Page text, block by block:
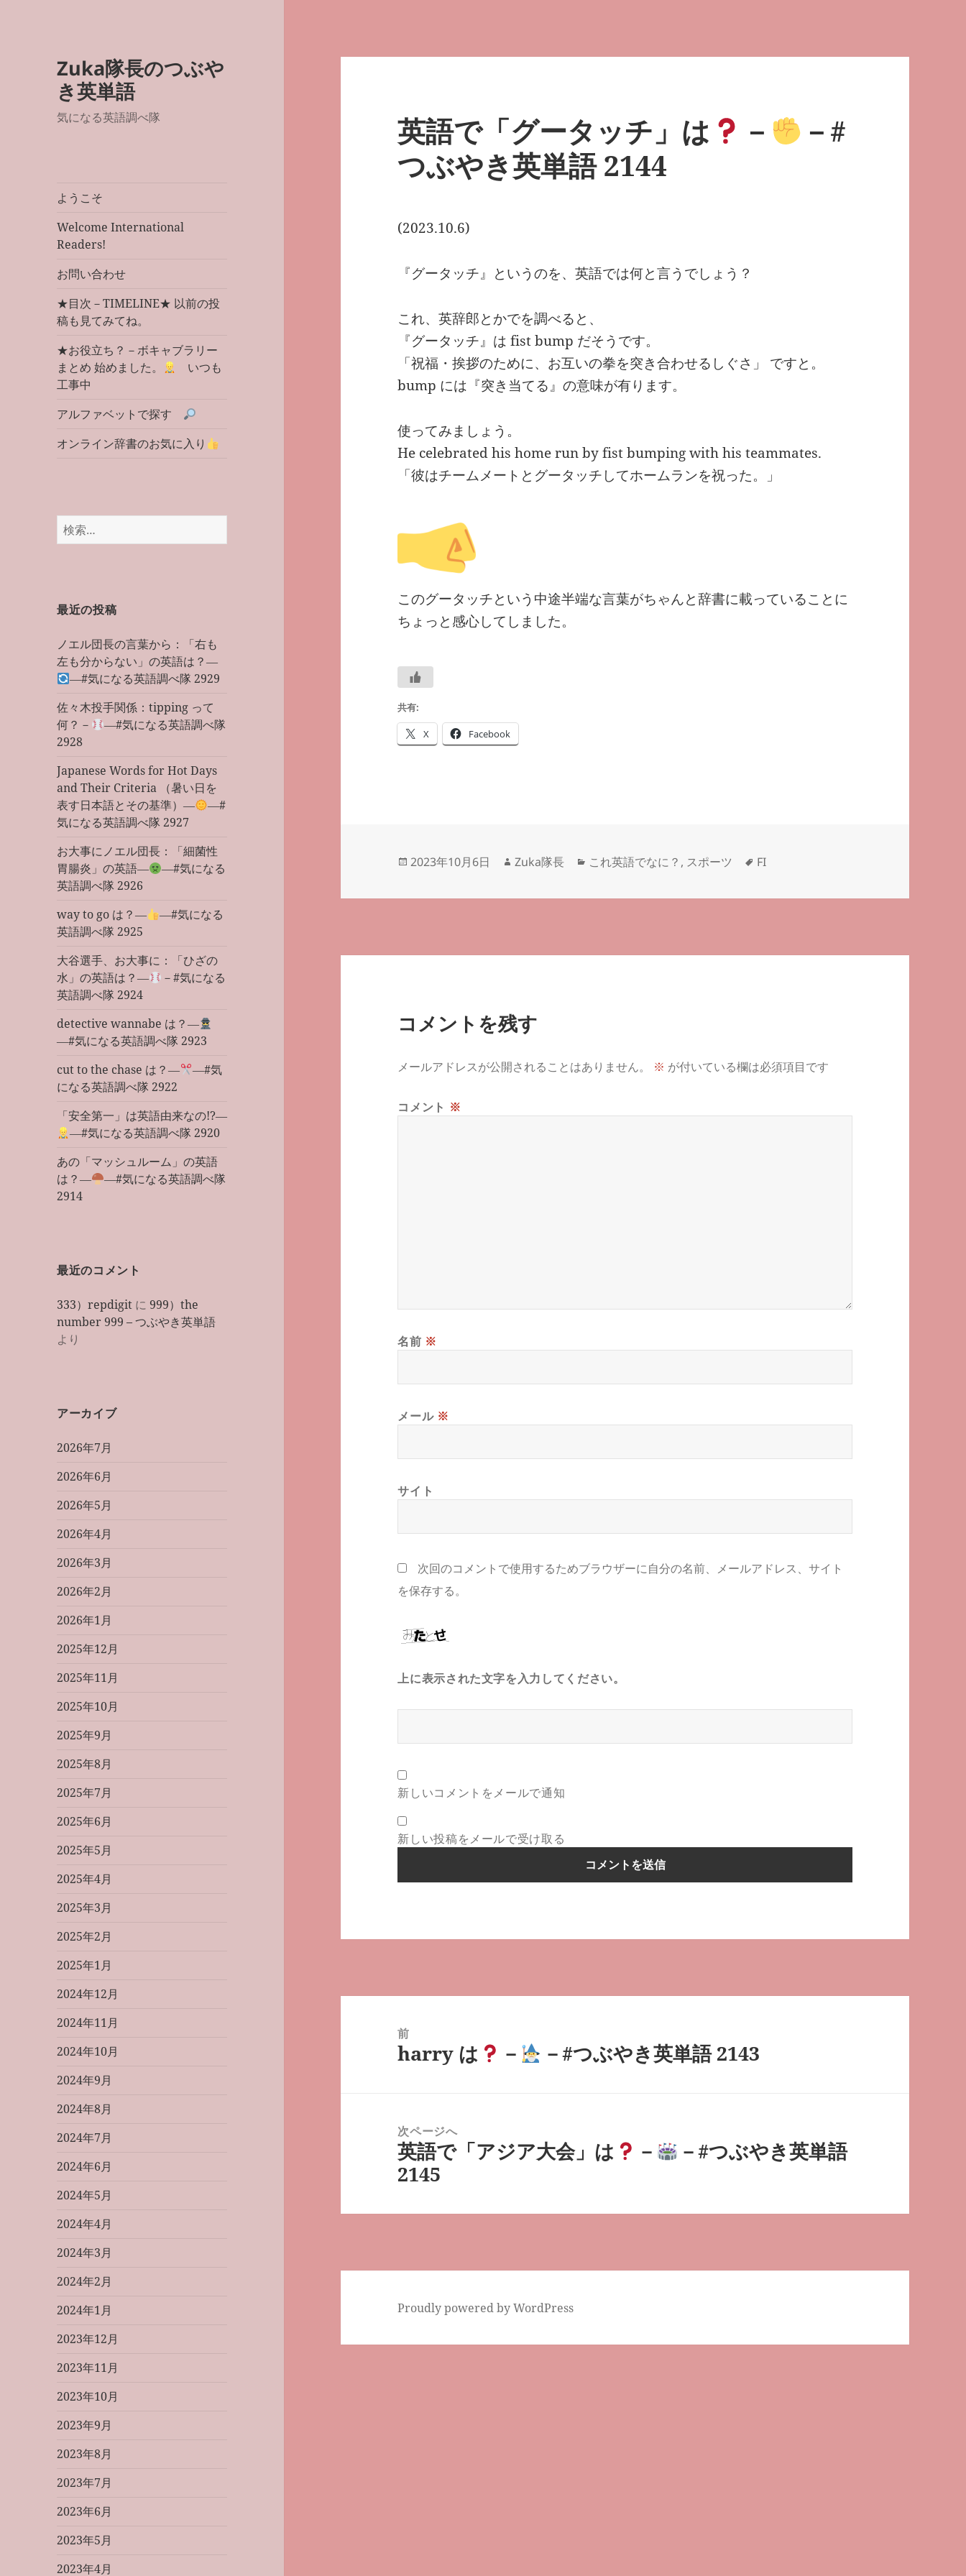
Zuka隊長のつぶや
き英単語
気になる英語調べ隊
ようこそ
Welcome International
Readers!
お問い合わせ
★目次－TIMELINE★ 以前の投
稿も見てみてね。
★お役立ち？－ボキャブラリー
まとめ 始めました。
いつも
工事中
アルファベットで探す
オンライン辞書のお気に入り
検
索:
最近の投稿
ノエル団長の言葉から：「右も
左も分からない」の英語は？―
―#気になる英語調べ隊 2929
佐々木投手関係：tipping って
何？－
―#気になる英語調べ隊
2928
Japanese Words for Hot Days
and Their Criteria （暑い日を
表す日本語とその基準）―
―#
気になる英語調べ隊 2927
お大事にノエル団長：「細菌性
胃腸炎」の英語―
―#気になる
英語調べ隊 2926
way to go は？―
―#気になる
英語調べ隊 2925
大谷選手、お大事に：「ひざの
水」の英語は？―
－#気になる
英語調べ隊 2924
detective wannabe は？―
―#気になる英語調べ隊 2923
cut to the chase は？―
―#気
になる英語調べ隊 2922
「安全第一」は英語由来なの!?―
―#気になる英語調べ隊 2920
あの「マッシュルーム」の英語
は？―
―#気になる英語調べ隊
2914
最近のコメント
333）repdigit に999）the
number 999 – つぶやき英単語
より
アーカイブ
2026年7月
2026年6月
2026年5月
2026年4月
2026年3月
2026年2月
2026年1月
2025年12月
2025年11月
2025年10月
2025年9月
2025年8月
2025年7月
2025年6月
2025年5月
2025年4月
2025年3月
2025年2月
2025年1月
2024年12月
2024年11月
2024年10月
2024年9月
2024年8月
2024年7月
2024年6月
2024年5月
2024年4月
2024年3月
2024年2月
2024年1月
2023年12月
2023年11月
2023年10月
2023年9月
2023年8月
2023年7月
2023年6月
2023年5月
2023年4月
英語で「グータッチ」は －
－#
つぶやき英単語 2144
(2023.10.6)
『グータッチ』というのを、英語では何と言うでしょう？
これ、英辞郎とかでを調べると、
『グータッチ』は fist bump だそうです。
「祝福・挨拶のために、お互いの拳を突き合わせるしぐさ」 ですと。
bump には『突き当てる』の意味が有ります。
使ってみましょう。
He celebrated his home run by fist bumping with his teammates.
「彼はチームメートとグータッチしてホームランを祝った。」
このグータッチという中途半端な言葉がちゃんと辞書に載っていることに
ちょっと感心してしました。
共有:
X Facebook
投
日:
2023年10月6日
作
者
Zuka隊長
カ
ゴ
これ英語でなに？ , スポーツ
タ
FI
コメントを残す
メールアドレスが公開されることはありません。 ※ が付いている欄は必須項目です
コメント ※
名前 ※
メール ※
サイト
次回のコメントで使用するためブラウザーに自分の名前、メールアドレス、サイト
を保存する。
上に表示された文字を入力してください。
新しいコメントをメールで通知
新しい投稿をメールで受け取る
前
前
harry は － －#つぶやき英単語 2143
次ページへ
次
の
稿:
英語で「アジア大会」は －
－#つぶやき英単語
2145
Proudly powered by WordPress